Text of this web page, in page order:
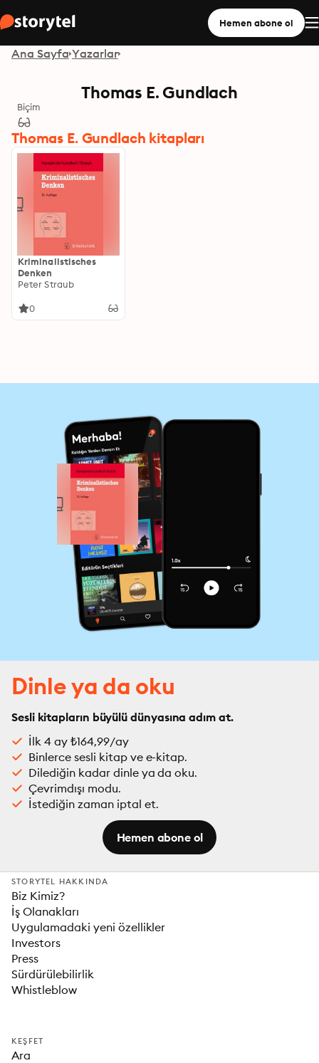
Hemen abone ol
Ana Sayfa Yazarlar
Thomas E. Gundlach
Biçim
Thomas E. Gundlach kitapları
Kriminalistisches
Denken
Peter Straub
0
Dinle ya da oku
Sesli kitapların büyülü dünyasına adım at.
İlk 4 ay ₺164,99/ay
Binlerce sesli kitap ve e-kitap.
Dilediğin kadar dinle ya da oku.
Çevrimdışı modu.
İstediğin zaman iptal et.
Hemen abone ol
STORYTEL HAKKINDA
Biz Kimiz?
İş Olanakları
Uygulamadaki yeni özellikler
Investors
Press
Sürdürülebilirlik
Whistleblow
KEŞFET
Ara